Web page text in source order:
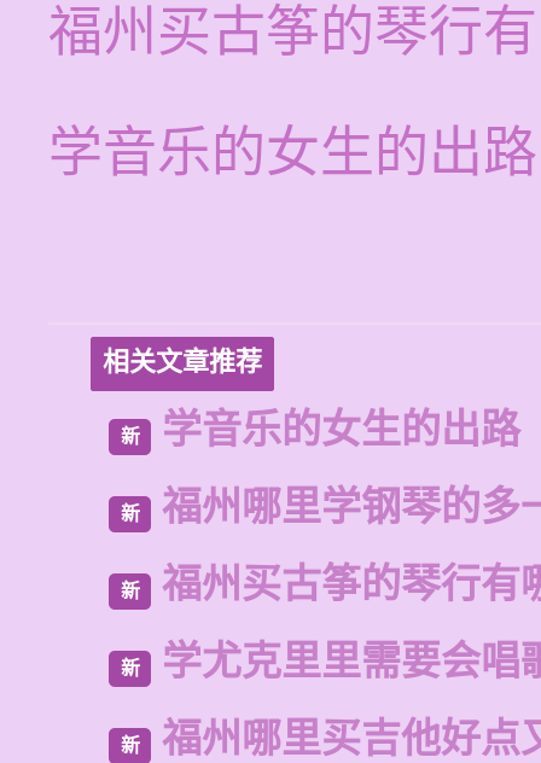
福州买古筝的琴行
学音乐的女生的出路
相关文章推荐
新 学音乐的女生的出路
新 福州哪里学钢琴的多
新 福州买古筝的琴行有
新 学尤克里里需要会唱
新 福州哪里买吉他好点